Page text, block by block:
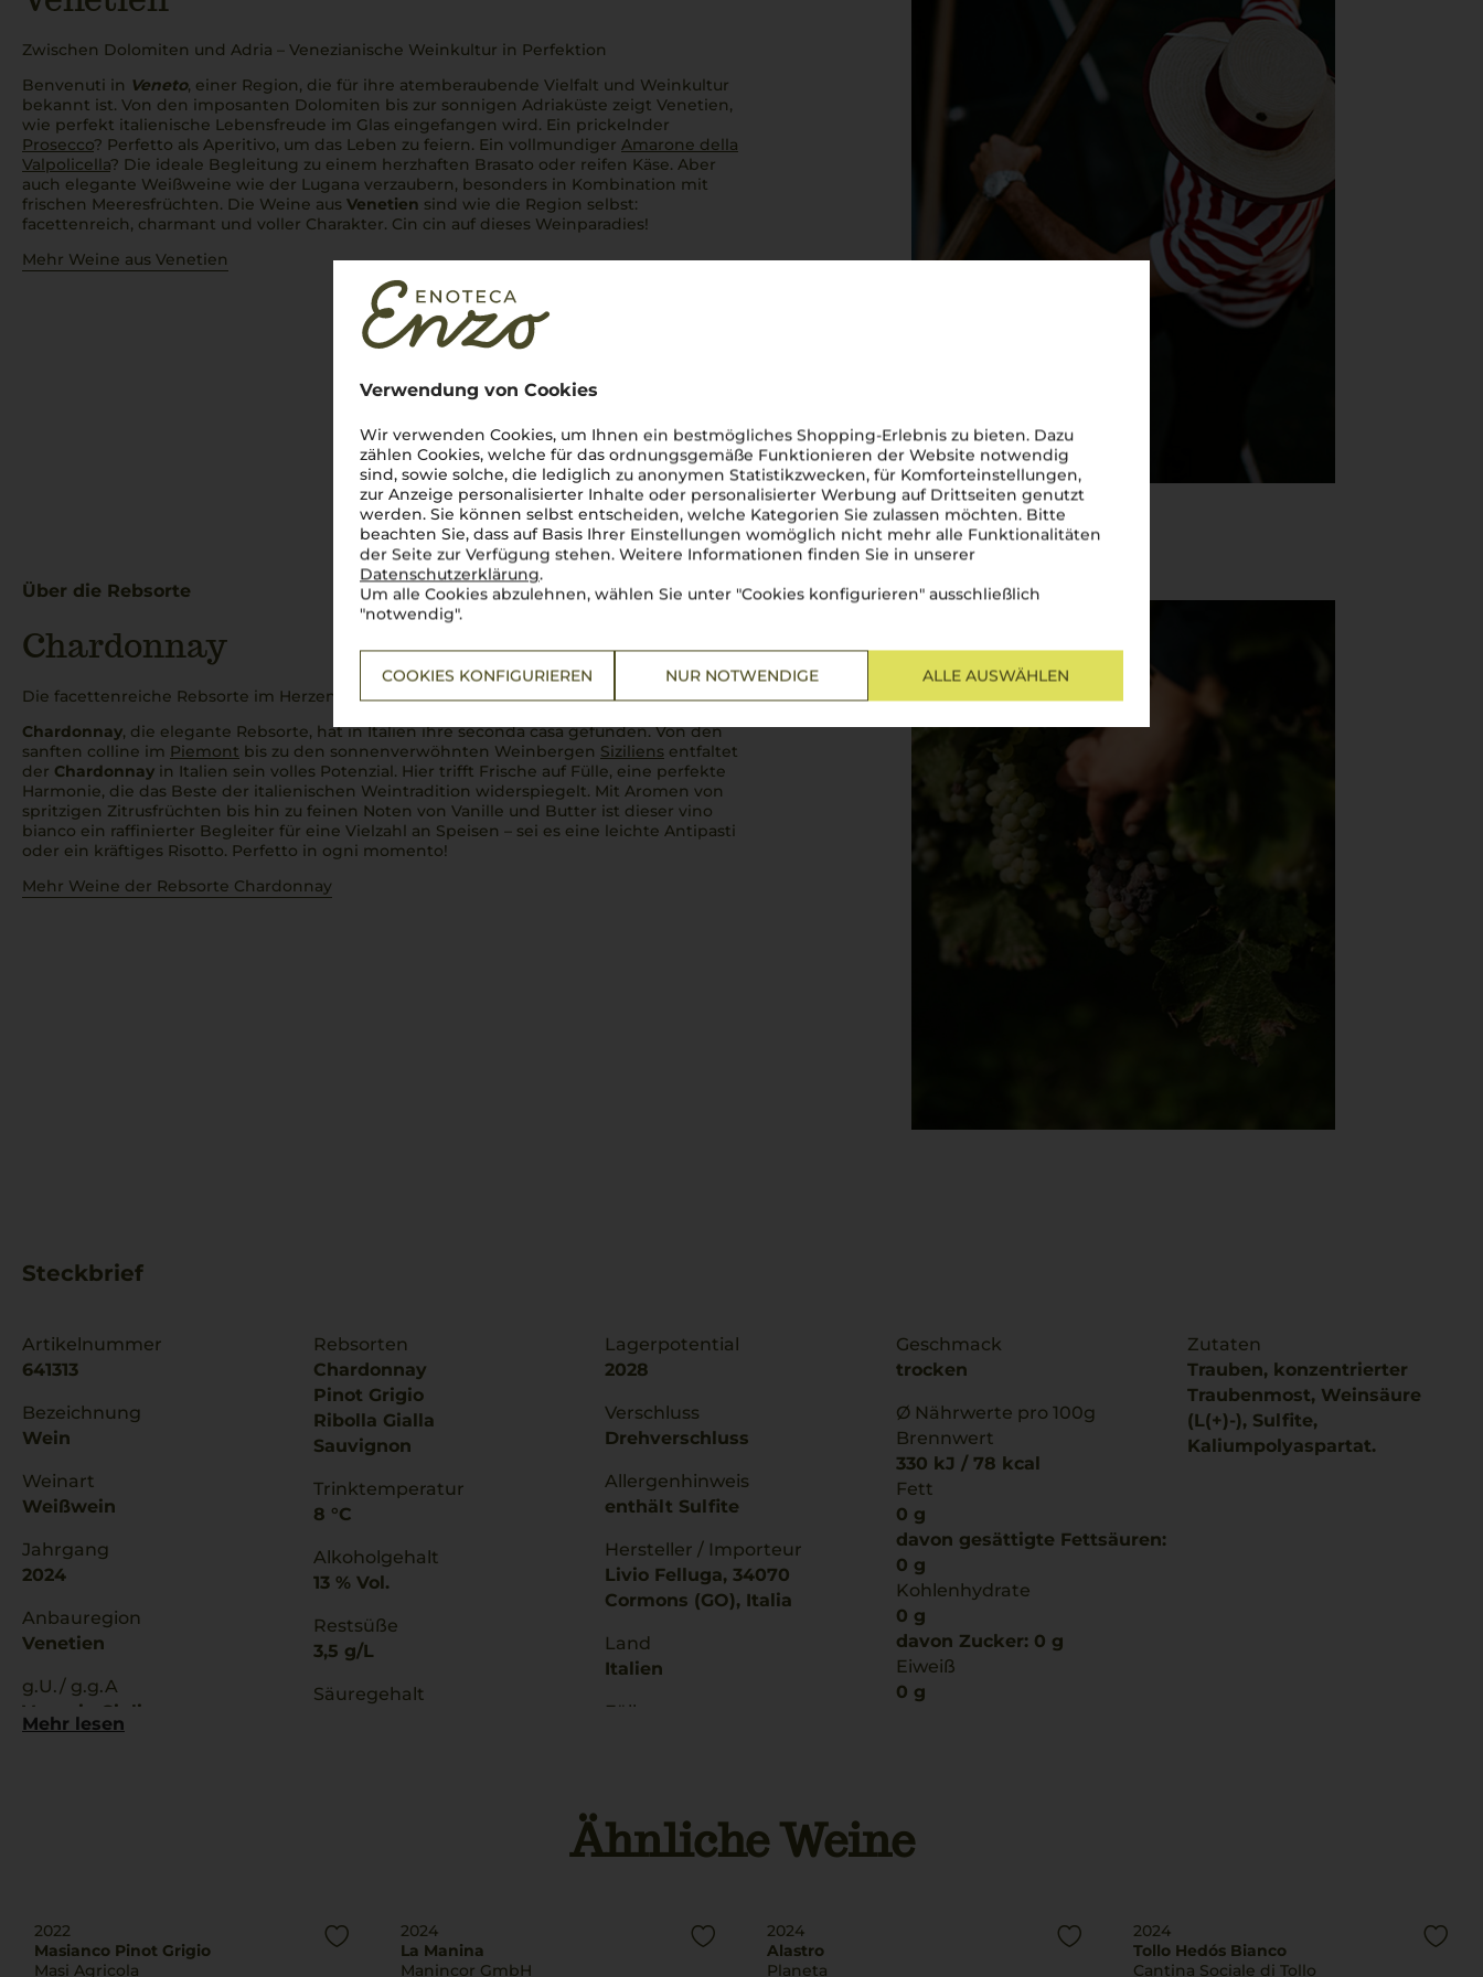
Verwendung von Cookies
Wir verwenden Cookies, um Ihnen ein bestmögliches Shopping-Erlebnis zu bieten. Dazu
zählen Cookies, welche für das ordnungsgemäße Funktionieren der Website notwendig
sind, sowie solche, die lediglich zu anonymen Statistikzwecken, für Komforteinstellungen,
zur Anzeige personalisierter Inhalte oder personalisierter Werbung auf Drittseiten genutzt
werden. Sie können selbst entscheiden, welche Kategorien Sie zulassen möchten. Bitte
beachten Sie, dass auf Basis Ihrer Einstellungen womöglich nicht mehr alle Funktionalitäten
der Seite zur Verfügung stehen. Weitere Informationen finden Sie in unserer
Datenschutzerklärung.
Um alle Cookies abzulehnen, wählen Sie unter "Cookies konfigurieren" ausschließlich
"notwendig".
COOKIES KONFIGURIEREN NUR NOTWENDIGE ALLE AUSWÄHLEN
Zwischen Dolomiten und Adria – Venezianische Weinkultur in Perfektion
Benvenuti in Veneto, einer Region, die für ihre atemberaubende Vielfalt und Weinkultur
bekannt ist. Von den imposanten Dolomiten bis zur sonnigen Adriaküste zeigt Venetien,
wie perfekt italienische Lebensfreude im Glas eingefangen wird. Ein prickelnder
Prosecco? Perfetto als Aperitivo, um das Leben zu feiern. Ein vollmundiger Amarone della
Valpolicella? Die ideale Begleitung zu einem herzhaften Brasato oder reifen Käse. Aber
auch elegante Weißweine wie der Lugana verzaubern, besonders in Kombination mit
frischen Meeresfrüchten. Die Weine aus Venetien sind wie die Region selbst:
facettenreich, charmant und voller Charakter. Cin cin auf dieses Weinparadies!
Mehr Weine aus Venetien
Über die Rebsorte
Chardonnay
Die facettenreiche Rebsorte im Herzen Italiens
Chardonnay, die elegante Rebsorte, hat in Italien ihreseconda casagefunden. Von den
sanften colline im Piemont bis zu den sonnenverwöhnten Weinbergen Siziliens entfaltet
der Chardonnay in Italien sein volles Potenzial. Hier trifft Frische auf Fülle, eine perfekte
Harmonie, die das Beste der italienischen Weintradition widerspiegelt. Mit Aromen von
spritzigen Zitrusfrüchten bis hin zu feinen Noten von Vanille und Butter ist dieser vino
bianco ein raffinierter Begleiter für eine Vielzahl an Speisen – sei es eine leichte Antipasti
oder ein kräftiges Risotto. Perfetto in ogni momento!
Mehr Weine der Rebsorte Chardonnay
Steckbrief
Artikelnummer
641313
Bezeichnung
Wein
Weinart
Weißwein
Jahrgang
2024
Anbauregion
Venetien
g.U./ g.g.A
Venezia Giulia
Rebsorten
Chardonnay
Pinot Grigio
Ribolla Gialla
Sauvignon
Trinktemperatur
8 °C
Alkoholgehalt
13 % Vol.
Restsüße
3,5 g/L
Säuregehalt
Lagerpotential
2028
Verschluss
Drehverschluss
Allergenhinweis
enthält Sulfite
Hersteller / Importeur
Livio Felluga, 34070
Cormons (GO), Italia
Land
Italien
Füllmenge
Geschmack
trocken
Ø Nährwerte pro 100g
Brennwert
330 kJ / 78 kcal
Fett
0 g
davon gesättigte Fettsäuren:
0 g
Kohlenhydrate
0 g
davon Zucker: 0 g
Eiweiß
0 g
Zutaten
Trauben, konzentrierter
Traubenmost, Weinsäure
(L(+)-), Sulfite,
Kaliumpolyaspartat.
Mehr lesen
Ähnliche Weine
2022
Masianco Pinot Grigio
Masi Agricola
2024
La Manina
Manincor GmbH
2024
Alastro
Planeta
2024
Tollo Hedós Bianco
Cantina Sociale di Tollo